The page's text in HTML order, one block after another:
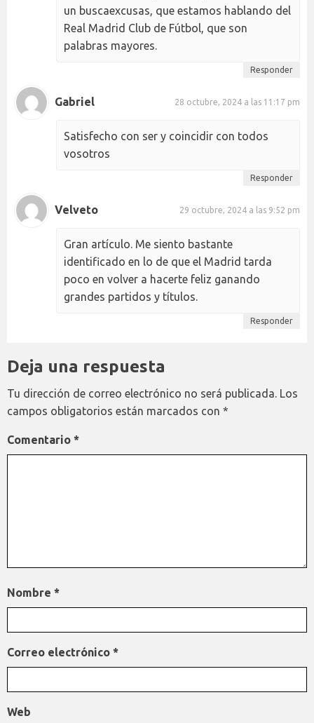
un buscaexcusas, que estamos hablando del
Real Madrid Club de Fútbol, que son
palabras mayores.
Responder
Gabriel 28 octubre, 2024 a las 11:17 pm
Satisfecho con ser y coincidir con todos
vosotros
Responder
Velveto 29 octubre, 2024 a las 9:52 pm
Gran artículo. Me siento bastante
identificado en lo de que el Madrid tarda
poco en volver a hacerte feliz ganando
grandes partidos y títulos.
Responder
Deja una respuesta
Tu dirección de correo electrónico no será publicada. Los
campos obligatorios están marcados con *
Comentario *
Nombre *
Correo electrónico *
Web